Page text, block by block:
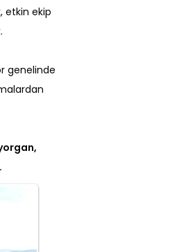
etkin ekip
genelinde